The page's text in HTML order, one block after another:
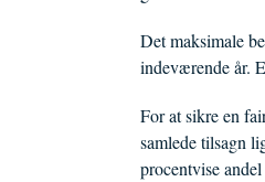
Det maksimale
indeværende år.
For at sikre en
samlede tilsagn
procentvise